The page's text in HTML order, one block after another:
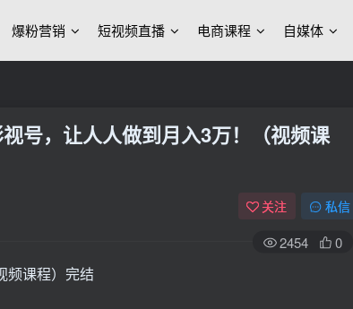
爆粉营销 短视频直播 电商课程 自媒体
号，让人人做到月入3万！（视频课
关注 私信
2454 0